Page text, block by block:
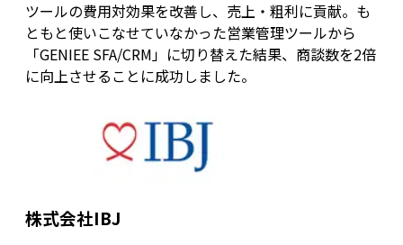
ツールの費用対効果を改善し、売上・粗利に貢献。も
ともと使いこなせていなかった営業管理ツールから
「GENIEE SFA/CRM」に切り替えた結果、商談数を2倍
に向上させることに成功しました。
株式会社IBJ